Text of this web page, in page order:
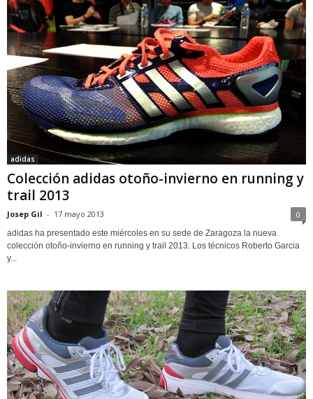
adidas
Colección adidas otoño-invierno en running y
trail 2013
Josep Gil - 17 mayo 2013 0
adidas ha presentado este miércoles en su sede de Zaragoza la nueva
colección otoño-invierno en running y trail 2013. Los técnicos Roberto Garcia
y...